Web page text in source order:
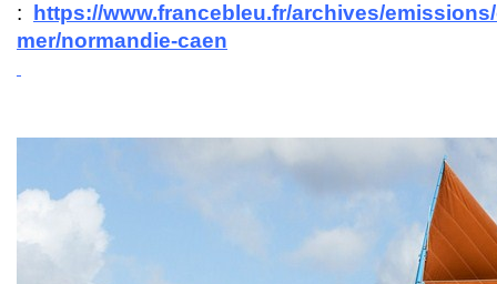
:
https://www.francebleu.fr/archives/
mer/normandie-caen